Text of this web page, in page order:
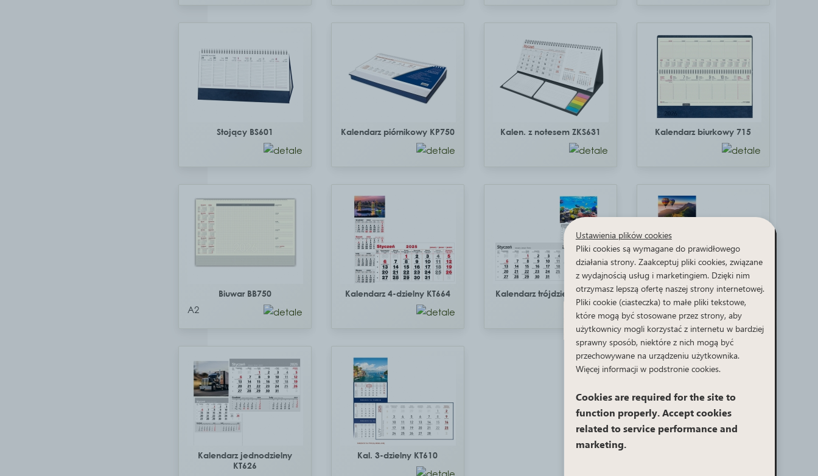
Ustawienia plików cookies
Pliki cookies są wymagane do prawidłowego
działania strony. Zaakceptuj pliki cookies, związane
z wydajnością usług i marketingiem. Dzięki nim
otrzymasz lepszą ofertę naszej strony internetowej.
Pliki cookie (ciasteczka) to małe pliki tekstowe,
które mogą być stosowane przez strony, aby
użytkownicy mogli korzystać z internetu w bardziej
sprawny sposób, niektóre z nich mogą być
przechowywane na urządzeniu użytkownika.
Więcej informacji w podstronie cookies.
Cookies are required for the site to
function properly. Accept cookies
related to service performance and
marketing.
Stojący BS601 Kalendarz piórnikowy KP750 Kalen. z notesem ZKS631 Kalendarz biurkowy 715
Biuwar BB750
A2
Kalendarz 4-dzielny KT664 Kalendarz trójdzielny KT666 Kalendarz trójdzielny KT663
Kalendarz jednodzielny
KT626
Kal. 3-dzielny KT610